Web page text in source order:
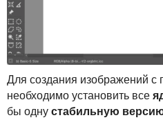
Для создания изображений с
необходимо установить все
бы одну стабильную